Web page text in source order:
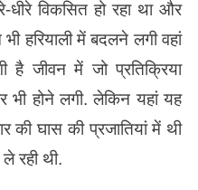
धीरे विकसित हो रहा था और
हरियाली में बदलने लगी वहां
है जीवन में जो प्रतिक्रिया
भी होने लगी. लेकिन यहां यह
की घास की प्रजातियां में थी
रही थी.